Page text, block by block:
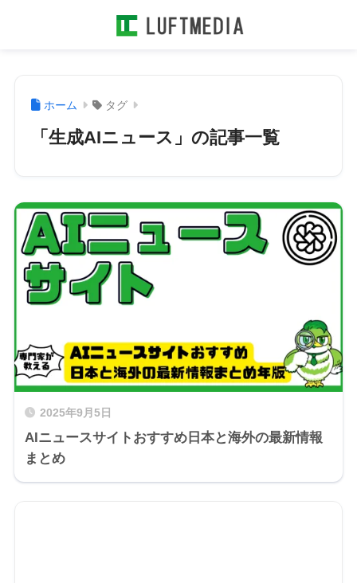
ホーム タグ
「生成AIニュース」の記事一覧
2025年9月5日
AIニュースサイトおすすめ日本と海外の最新情報
まとめ